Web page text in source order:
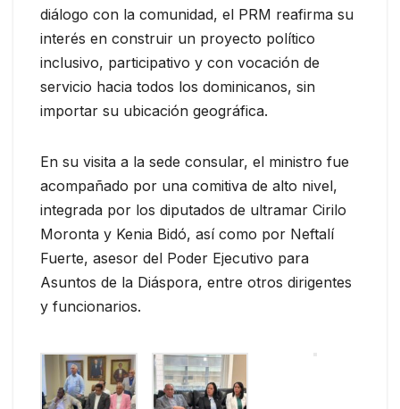
diálogo con la comunidad, el PRM reafirma su
interés en construir un proyecto político
inclusivo, participativo y con vocación de
servicio hacia todos los dominicanos, sin
importar su ubicación geográfica.
En su visita a la sede consular, el ministro fue
acompañado por una comitiva de alto nivel,
integrada por los diputados de ultramar Cirilo
Moronta y Kenia Bidó, así como por Neftalí
Fuerte, asesor del Poder Ejecutivo para
Asuntos de la Diáspora, entre otros dirigentes
y funcionarios.